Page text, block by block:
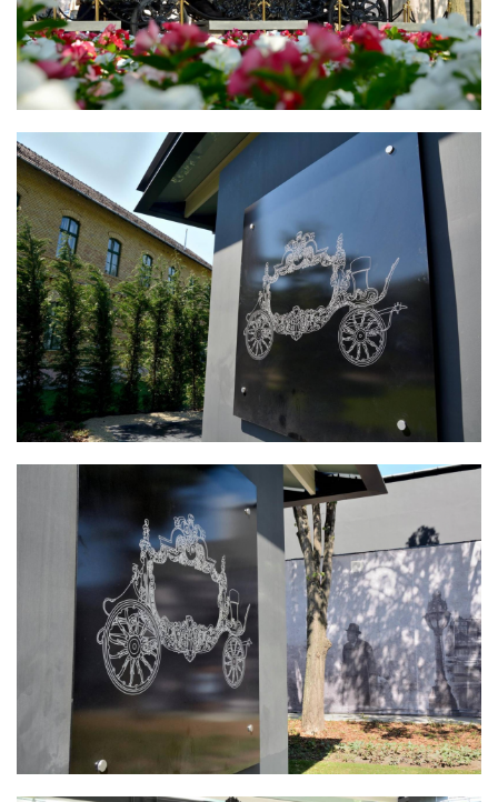
DÍSZTÁBLA
DÍSZTÁBLA